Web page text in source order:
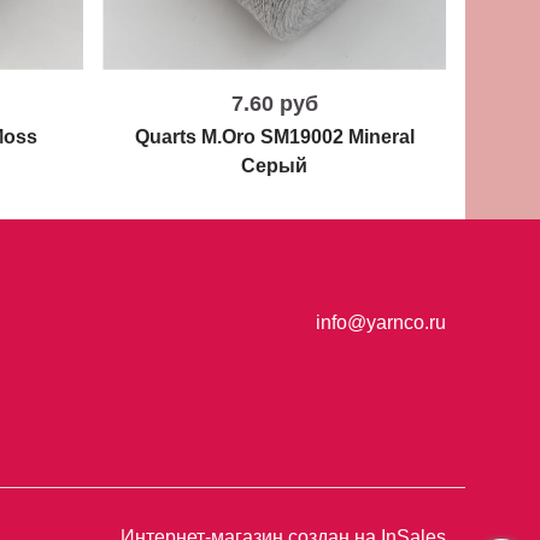
7.60 руб
Quarts M.Oro SM19002 Mineral
Серый
info@yarnco.ru